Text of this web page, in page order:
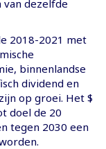
dezelfde
2018-2021 met
binnenlandse
dividend en
op groei. Het $
doel de 20
tegen 2030 een